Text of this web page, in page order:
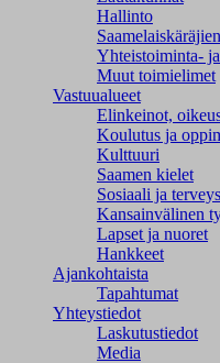
Hallinto
Yhteistoiminta-
Muut toimielimet
Vastuualueet
Elinkeinot,
Koulutus ja
Kulttuuri
Saamen kielet
Sosiaali ja terveys
Kansainvälinen
Lapset ja nuoret
Hankkeet
Ajankohtaista
Tapahtumat
Yhteystiedot
Laskutustiedot
Media